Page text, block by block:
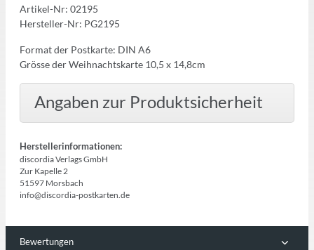
Artikel-Nr: 02195
Hersteller-Nr: PG2195
Format der Postkarte: DIN A6
Grösse der Weihnachtskarte 10,5 x 14,8cm
Angaben zur Produktsicherheit
Herstellerinformationen:
discordia Verlags GmbH
Zur Kapelle 2
51597 Morsbach
info@discordia-postkarten.de
Bewertungen